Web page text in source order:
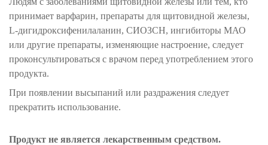
принимает варфарин, препараты для щитовидной железы,
L-дигидроксифенилаланин, СИОЗСН, ингибиторы МАО
или другие препараты, изменяющие настроение, следует
проконсультироваться с врачом перед употреблением этого
продукта.
При появлении высыпаний или раздражения следует
прекратить использование.
Продукт не является лекарственным средством.